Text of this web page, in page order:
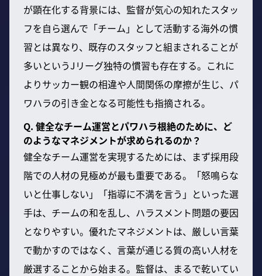
が顕在化する背景には、監督が気心の知れたスタッ
フを自ら選んで「チーム」として活動する海外の慣
習とは異なり、既存のスタッフと組まされることが
多いというJリーグ独特の慣習も存在する。これに
よりサッカー観の相違や人間関係の摩擦が生じ、パ
ワハラの引き金となる可能性も指摘される。
Q. 健全なチーム運営とパワハラ根絶のために、ど
のようなマネジメントが求められるのか？
健全なチーム運営を実現するためには、まず採用段
階での人材の見極めが最も重要である。「怒鳴らな
いと仕事しない」「指導に不満を言う」といった選
手は、チームの和を乱し、ハラスメント問題の要因
となりやすい。優れたマネジメントは、厳しい言葉
で動かすのではなく、言葉が通じる質の高い人材を
厳選することから始まる。監督は、まるで乾いてい